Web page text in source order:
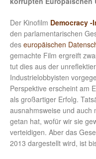
Der Kinofilm Democracy -
den parlamentarischen
des europäischen
gemachte Film ergreift
tut dies aus der
Industrielobbyisten
Perspektive erscheint am
als großartiger Erfolg.
ausnahmsweise und auch
getan hat, wofür wir sie
verteidigen. Aber das
2013 dargestellt wird, ist